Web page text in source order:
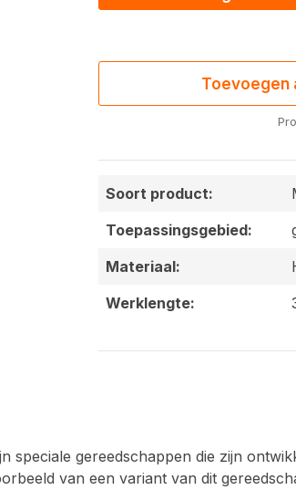
Toevoegen
Soort product:
Toepassingsgebied:
Materiaal:
Werklengte:
gereedschappen die zijn
van een variant van dit